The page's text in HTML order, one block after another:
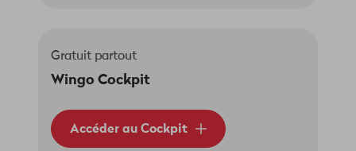
Gratuit partout
Wingo Cockpit
Accéder au Cockpit